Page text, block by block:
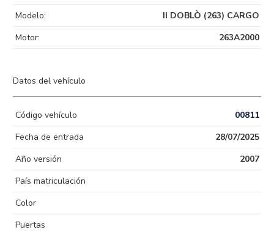
Modelo:
II DOBLÒ (263) CARGO
Motor:
263A2000
Datos del vehículo
Código vehículo
00811
Fecha de entrada
28/07/2025
Año versión
2007
País matriculación
Color
Puertas